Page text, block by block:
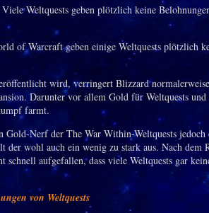
of Warcraft geben einige Weltquests plötzlich
wird, verringert Blizzard
Darunter vor allem Gold für Weltquests und
farmt.
Gold-Nerf der The War Within-Weltquests jedoch
wohl auch ein wenig zu stark aus. Nach dem
schnell aufgefallen, dass viele Weltquests gar
von Weltquests